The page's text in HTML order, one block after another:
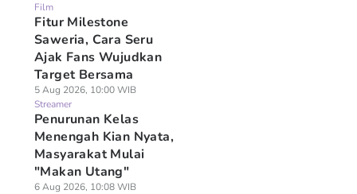
Film
Fitur Milestone
Saweria, Cara Seru
Ajak Fans Wujudkan
Target Bersama
5 Aug 2026, 10:00 WIB
Streamer
Penurunan Kelas
Menengah Kian Nyata,
Masyarakat Mulai
"Makan Utang"
6 Aug 2026, 10:08 WIB